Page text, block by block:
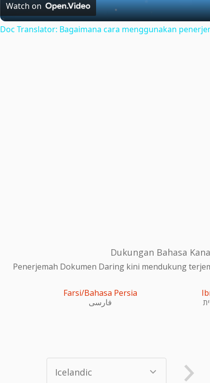
Watch on
Doc Translator: Bagaimana cara menggunakan
Dukungan Bahasa
Penerjemah Dokumen Daring kini mendukung
Farsi/Bahasa Persia
فارسی